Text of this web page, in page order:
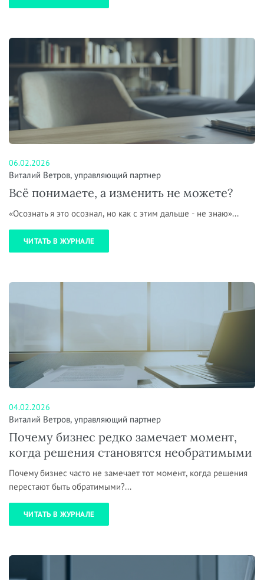
06.02.2026
Виталий Ветров, управляющий партнер
Всё понимаете, а изменить не можете?
«Осознать я это осознал, но как с этим дальше - не знаю»...
ЧИТАТЬ В ЖУРНАЛЕ
04.02.2026
Виталий Ветров, управляющий партнер
Почему бизнес редко замечает момент,
когда решения становятся необратимыми
Почему бизнес часто не замечает тот момент, когда решения
перестают быть обратимыми?...
ЧИТАТЬ В ЖУРНАЛЕ